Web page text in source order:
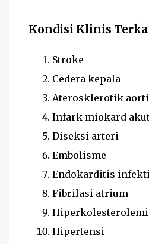
Kondisi Klinis
Stroke
Cedera kepala
Aterosklerotik
Infark miokard
Diseksi arteri
Embolisme
Endokarditis
Fibrilasi atrium
Hipertensi